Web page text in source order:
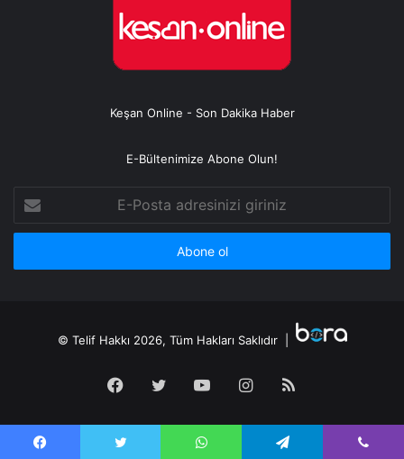
Keşan Online - Son Dakika Haber
E-Bültenimize Abone Olun!
Posta
adresinizi
© Telif Hakkı 2026, Tüm Hakları Saklıdır |
Facebook
TwitterYouTubeInstagram
RSS